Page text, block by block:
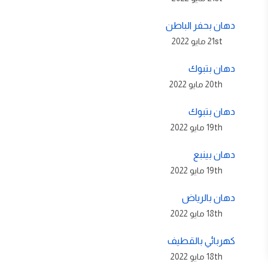
دهان بحفر الباطن
21st مايو 2022
دهان بتبوك
20th مايو 2022
دهان بتبوك
19th مايو 2022
دهان بينبع
19th مايو 2022
دهان بالرياض
18th مايو 2022
كهربائي بالقطيف
18th مايو 2022